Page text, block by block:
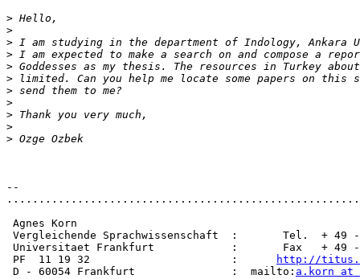
>
>
>
>
>
>
>
>
>
>
>
--
Agnes Korn
Vergleichende Sprachwissenschaft  :       Tel.  + 49 -
Universitaet Frankfurt            :       Fax   + 49 -
PF  11 19 32                      :
http://
D - 60054 Frankfurt               :  mailto: a.korn at